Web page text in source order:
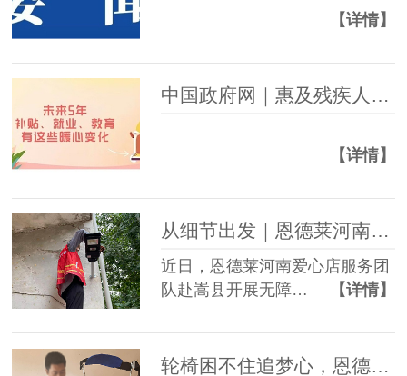
【详情】
中国政府网｜惠及残疾人，未来5年补贴、就业、教育有这些暖心变化
【详情】
从细节出发｜恩德莱河南爱心店开展嵩县无障碍改造项目
近日，恩德莱河南爱心店服务团
队赴嵩县开展无障…
【详情】
轮椅困不住追梦心，恩德莱西安爱心店助力截瘫小伙绘就自强未来